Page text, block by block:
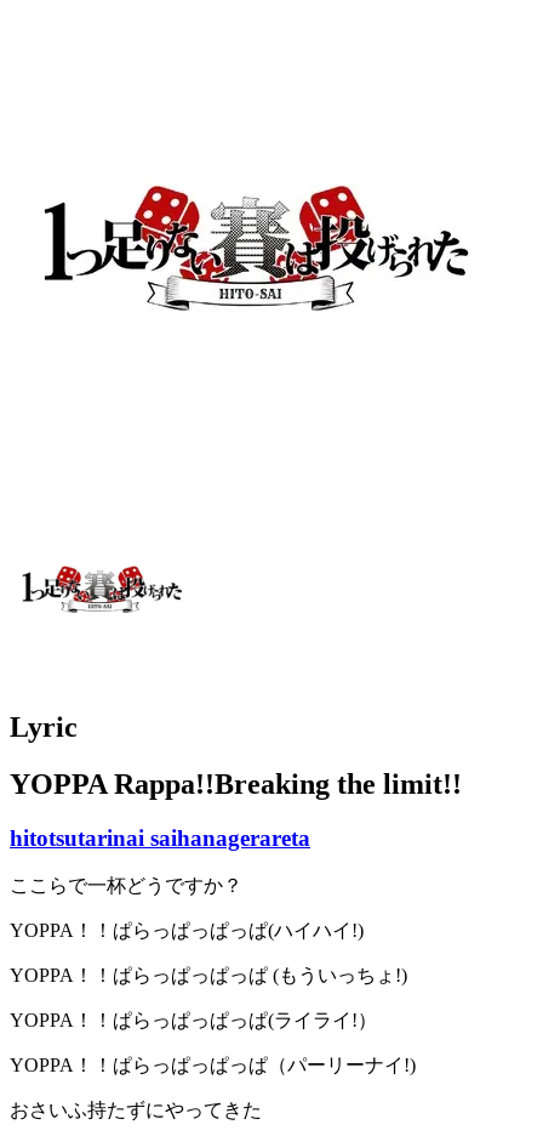
Lyric
YOPPA Rappa!!Breaking the limit!!
hitotsutarinai saihanagerareta
ここらで一杯どうですか？
YOPPA！！ぱらっぱっぱっぱ(ハイハイ!)
YOPPA！！ぱらっぱっぱっぱ (もういっちょ!)
YOPPA！！ぱらっぱっぱっぱ(ライライ!）
YOPPA！！ぱらっぱっぱっぱ（パーリーナイ!)
おさいふ持たずにやってきた